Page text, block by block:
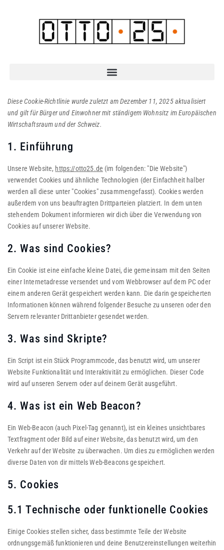
Diese Cookie-Richtlinie wurde zuletzt am Dezember 11, 2025 aktualisiert
und gilt für Bürger und Einwohner mit ständigem Wohnsitz im Europäischen
Wirtschaftsraum und der Schweiz.
1. Einführung
Unsere Website, https://otto25.de (im folgenden: "Die Website")
verwendet Cookies und ähnliche Technologien (der Einfachheit halber
werden all diese unter "Cookies" zusammengefasst). Cookies werden
außerdem von uns beauftragten Drittparteien platziert. In dem unten
stehendem Dokument informieren wir dich über die Verwendung von
Cookies auf unserer Website.
2. Was sind Cookies?
Ein Cookie ist eine einfache kleine Datei, die gemeinsam mit den Seiten
einer Internetadresse versendet und vom Webbrowser auf dem PC oder
einem anderen Gerät gespeichert werden kann. Die darin gespeicherten
Informationen können während folgender Besuche zu unseren oder den
Servern relevanter Drittanbieter gesendet werden.
3. Was sind Skripte?
Ein Script ist ein Stück Programmcode, das benutzt wird, um unserer
Website Funktionalität und Interaktivität zu ermöglichen. Dieser Code
wird auf unseren Servern oder auf deinem Gerät ausgeführt.
4. Was ist ein Web Beacon?
Ein Web-Beacon (auch Pixel-Tag genannt), ist ein kleines unsichtbares
Textfragment oder Bild auf einer Website, das benutzt wird, um den
Verkehr auf der Website zu überwachen. Um dies zu ermöglichen werden
diverse Daten von dir mittels Web-Beacons gespeichert.
5. Cookies
5.1 Technische oder funktionelle Cookies
Einige Cookies stellen sicher, dass bestimmte Teile der Website
ordnungsgemäß funktionieren und deine Benutzereinstellungen weiterhin